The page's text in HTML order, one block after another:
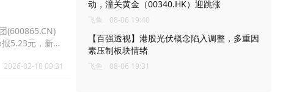
(600865.CN)
5.23元，新世
2026-02-10 09:31
动，潼关黄金（00340.HK）迎跳涨
飞鱼 08-06 19:40
【百强透视】港股光伏概念陷入调整，多重因
素压制板块情绪
飞鱼 08-06 19:31